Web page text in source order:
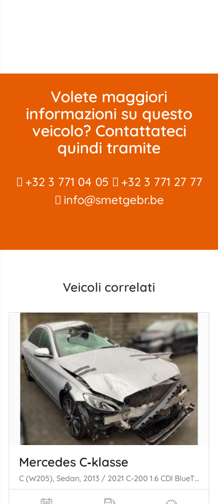
Volete maggiori
informazioni su questo
veicolo? Contattateci
quindi tramite
+32 3 771 04 05
+32 3 771 27 77
info@smetgebr.be
Veicoli correlati
Mercedes C‑klasse
C (W205), Sedan, 2013 / 2021 C-200 1.6 CDI BlueTEC, C-200 d 16V